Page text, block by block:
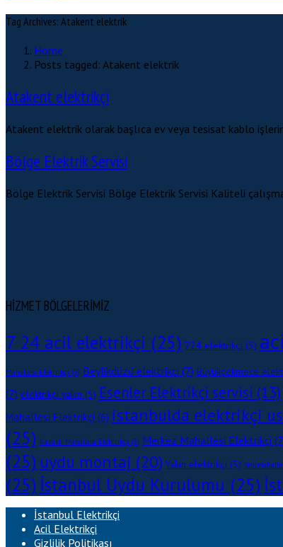
Tag Archives: Atakent elektrik
Home
Posts tagged: Atakent elektrik
Atakent elektrikçi
Atakent elektrik olarak başlıca ev veya tesisat kablo
Bölge Elektrik Servisi
Bölge Elektrik Servisi Bölge Elektrik Servisi Kaliteli
HİZMET BÖLGELERİMİZ
7 24 acil elektrikçi (25) 724 elektrikçi (5)
Mahallesi Elektrikçi (3) Beylikdüzü elektrikçi (7) Büyükçekmece
(7) elektrikçi yakın (5) Esenler Elektrikçi servisi (13)
Mahallesi Elektrikçi (6) istanbulda elektrikçi
(25) Kavaklı Mahallesi Elektrikçi (3) Merkez Mahallesi Elektrikçi
(25) uydu montaj (20) Yakın elektrikçi (5)
(25) İstanbul Uydu Kurulumu (25)
İstanbul Elektrikçi
Acil Elektrikçi
Gizlilik Politikası